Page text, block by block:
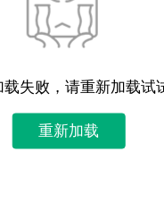
载失败，请重新加载试
重新加载